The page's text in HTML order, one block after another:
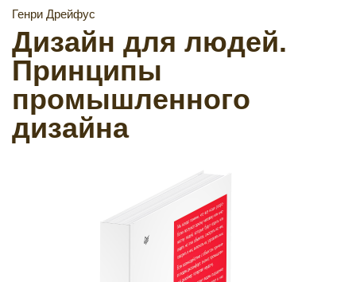
Генри Дрейфус
Дизайн для людей.
Принципы
промышленного
дизайна